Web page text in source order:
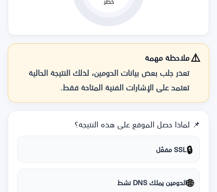
⚠️ملاحظة مهمة
تعذر جلب بعض بيانات الدومين، لذلك النتيجة الحالية
تعتمد على الإشارات الفنية المتاحة فقط.
📌 لماذا حصل الموقع على هذه النتيجة؟
🔒SSL مفعّل
🌐الدومين يملك DNS نشط